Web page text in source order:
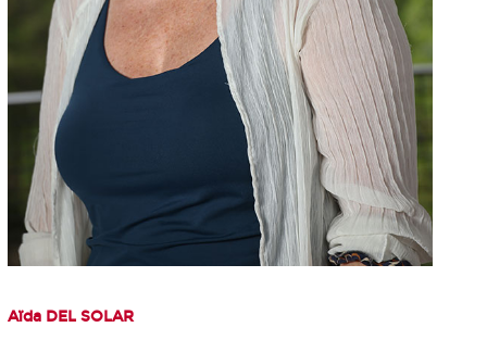
Aïda DEL SOLAR